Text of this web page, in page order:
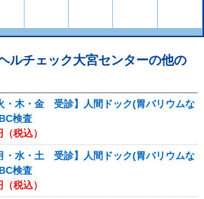
ルチェック大宮センターの他の
・木・金 受診】人間ドック(胃バリウムな
検査
（税込）
・水・土 受診】人間ドック(胃バリウムな
検査
（税込）